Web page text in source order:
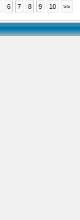
6 7 8 9 10 >>